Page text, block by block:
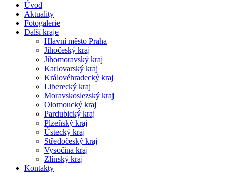
Úvod
Aktuality
Fotogalerie
Další kraje
Hlavní město Praha
Jihočeský kraj
Jihomoravský kraj
Karlovarský kraj
Královéhradecký kraj
Liberecký kraj
Moravskoslezský kraj
Olomoucký kraj
Pardubický kraj
Plzeňský kraj
Ústecký kraj
Středočeský kraj
Vysočina kraj
Zlínský kraj
Kontakty